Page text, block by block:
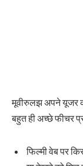
मूवीरुलझ अपने यूजर
बहुत ही अच्छे फीचर
फिल्मी वेब पर